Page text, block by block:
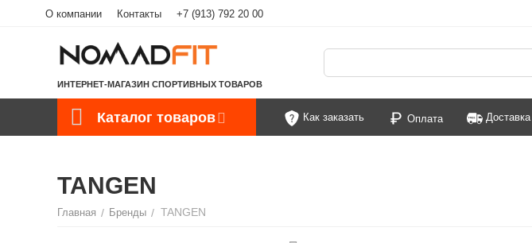
О компании Контакты +7 (913) 792 20 00
ИНТЕРНЕТ-МАГАЗИН СПОРТИВНЫХ ТОВАРОВ
Каталог товаров Как заказать Оплата Доставка
TANGEN
Главная / Бренды / TANGEN